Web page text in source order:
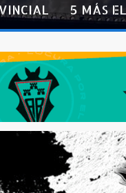
5 MÁS